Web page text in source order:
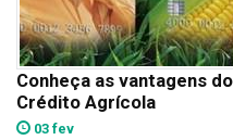
Conheça as vantagens
Crédito Agrícola
03 fev